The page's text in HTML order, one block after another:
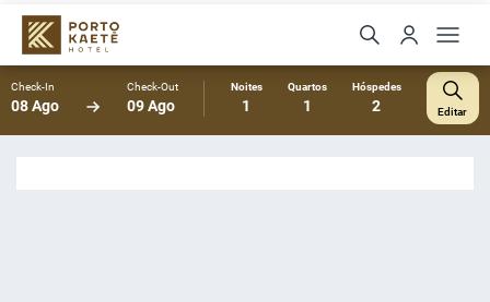
Check-In
08 Ago
Check-Out
09 Ago
Noites
1
Quartos
1
Hóspedes
2 Editar